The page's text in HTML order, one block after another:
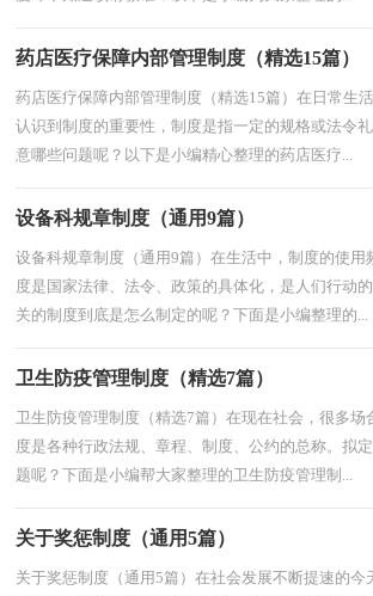
药店医疗保障内部管理制度（精选15篇）
药店医疗保障内部管理制度（精选15篇）在日常生
认识到制度的重要性，制度是指一定的规格或法令
意哪些问题呢？以下是小编精心整理的药店医疗...
设备科规章制度（通用9篇）
设备科规章制度（通用9篇）在生活中，制度的使用
度是国家法律、法令、政策的具体化，是人们行动
关的制度到底是怎么制定的呢？下面是小编整理的...
卫生防疫管理制度（精选7篇）
卫生防疫管理制度（精选7篇）在现在社会，很多场
度是各种行政法规、章程、制度、公约的总称。拟
题呢？下面是小编帮大家整理的卫生防疫管理制...
关于奖惩制度（通用5篇）
关于奖惩制度（通用5篇）在社会发展不断提速的今